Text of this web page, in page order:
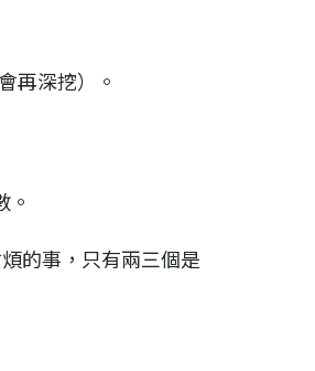
再深挖）。
的事，只有兩三個是